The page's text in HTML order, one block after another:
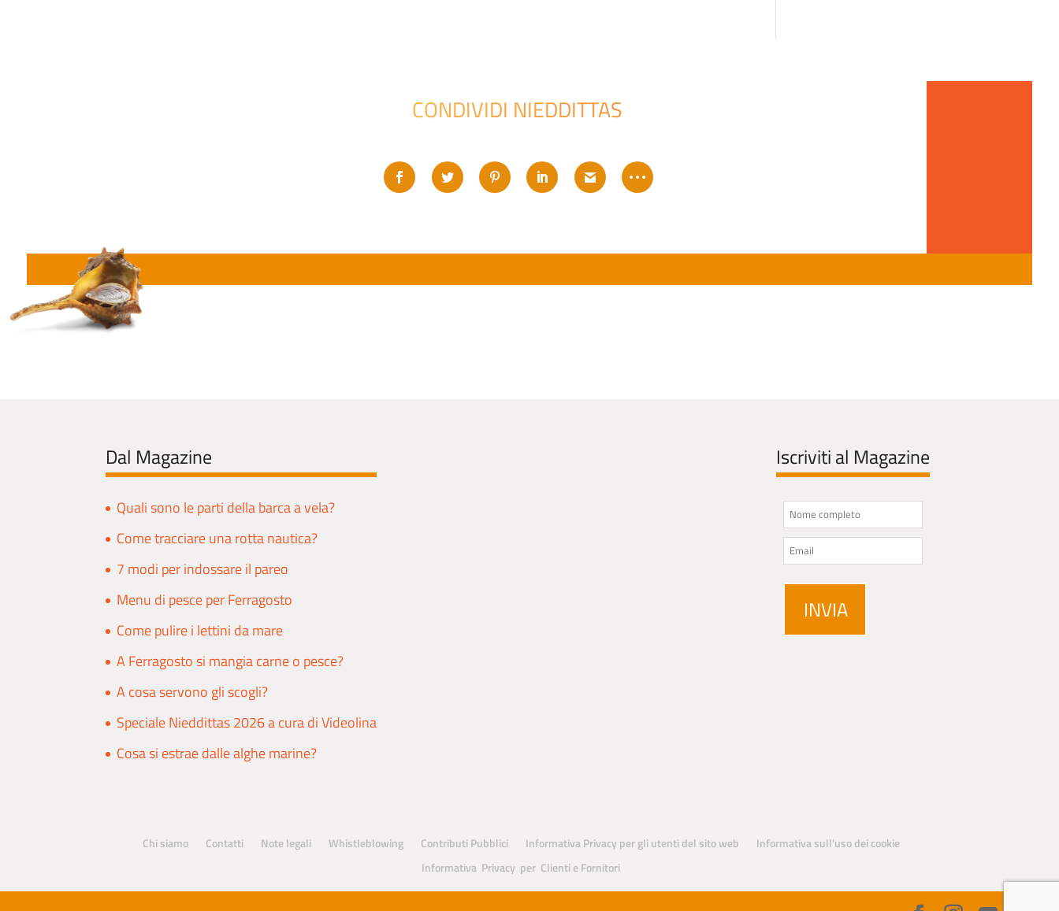
CONDIVIDI NIEDDITTAS
Dal Magazine
Quali sono le parti della barca a vela?
Come tracciare una rotta nautica?
7 modi per indossare il pareo
Menu di pesce per Ferragosto
Come pulire i lettini da mare
A Ferragosto si mangia carne o pesce?
A cosa servono gli scogli?
Speciale Nieddittas 2026 a cura di Videolina
Cosa si estrae dalle alghe marine?
Iscriviti al Magazine
Chi siamo Contatti Note legali Whistleblowing Contributi Pubblici Informativa Privacy per gli utenti del sito web
Informativa sull’uso dei cookie
Informativa Privacy per Clienti e Fornitori